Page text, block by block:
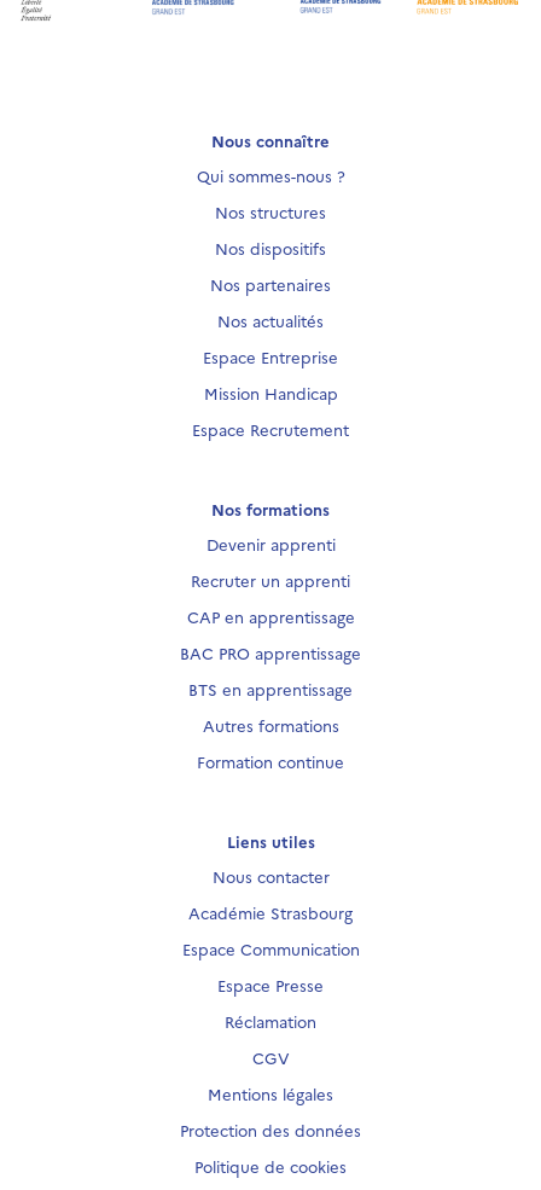
Nous connaître
Qui sommes-nous ?
Nos structures
Nos dispositifs
Nos partenaires
Nos actualités
Espace Entreprise
Mission Handicap
Espace Recrutement
Nos formations
Devenir apprenti
Recruter un apprenti
CAP en apprentissage
BAC PRO apprentissage
BTS en apprentissage
Autres formations
Formation continue
Liens utiles
Nous contacter
Académie Strasbourg
Espace Communication
Espace Presse
Réclamation
CGV
Mentions légales
Protection des données
Politique de cookies